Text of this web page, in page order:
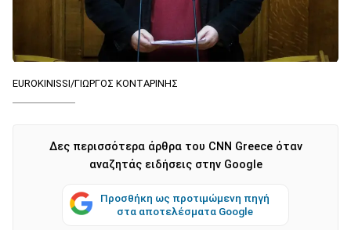
EUROKINISSI/ΓΙΩΡΓΟΣ ΚΟΝΤΑΡΙΝΗΣ
Δες περισσότερα άρθρα του CNN Greece όταν
αναζητάς ειδήσεις στην Google
Προσθήκη ως προτιμώμενη πηγή
στα αποτελέσματα Google